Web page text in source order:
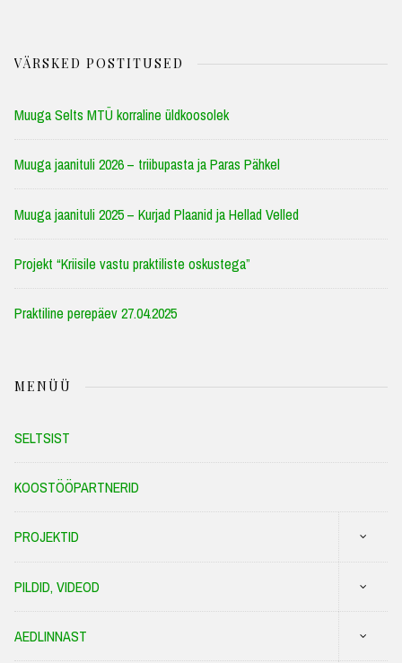
VÄRSKED POSTITUSED
Muuga Selts MTÜ korraline üldkoosolek
Muuga jaanituli 2026 – triibupasta ja Paras Pähkel
Muuga jaanituli 2025 – Kurjad Plaanid ja Hellad Velled
Projekt “Kriisile vastu praktiliste oskustega”
Praktiline perepäev 27.04.2025
MENÜÜ
SELTSIST
KOOSTÖÖPARTNERID
PROJEKTID
PILDID, VIDEOD
AEDLINNAST